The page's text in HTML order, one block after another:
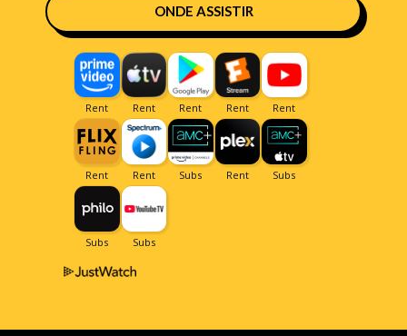
ONDE ASSISTIR